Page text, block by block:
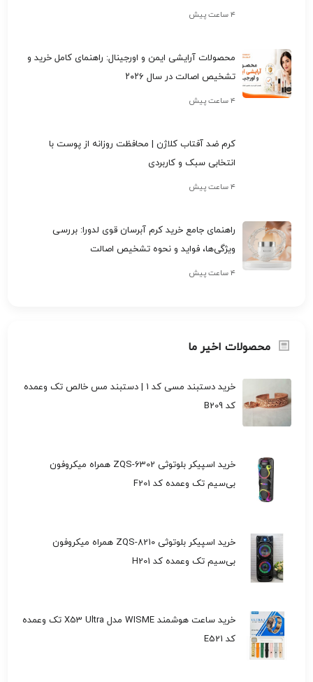
۴ ساعت پیش
محصولات آرایشی ایمن و اورجینال: راهنمای کامل خرید و
تشخیص اصالت در سال ۲۰۲۶
۴ ساعت پیش
کرم ضد آفتاب کلاژن | محافظت روزانه از پوست با
انتخابی سبک و کاربردی
۴ ساعت پیش
راهنمای جامع خرید کرم آبرسان قوی لدورا: بررسی
ویژگی‌ها، فواید و نحوه تشخیص اصالت
۴ ساعت پیش
محصولات اخیر ما
خرید دستبند مسی کد 1 | دستبند مس خالص تک وعمده
کد B209
خرید اسپیکر بلوتوثی ZQS-6302 همراه میکروفون
بی‌سیم تک وعمده کد F201
خرید اسپیکر بلوتوثی ZQS-8210 همراه میکروفون
بی‌سیم تک وعمده کد H201
خرید ساعت هوشمند WISME مدل X53 Ultra تک وعمده
کد E521